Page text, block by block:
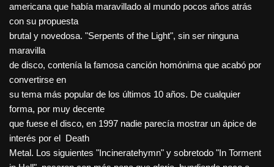
americana que había maravillado al mundo pocos años atrás
con su propuesta
brutal y novedosa. "Serpents of the Light", sin ser ninguna
maravilla
de disco, contenía la famosa canción homónima que acabó por
convertirse en
su tema más popular de los últimos 10 años. De cualquier
forma, por muy decente
que fuese el disco, en 1997 nadie parecía mostrar un ápice de
interés por el Death
Metal. Los siguientes "Incineratehymn" y sobretodo "In Torment